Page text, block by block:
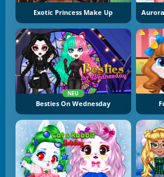
Exotic Princess Make Up
NEU
Besties On Wednesday